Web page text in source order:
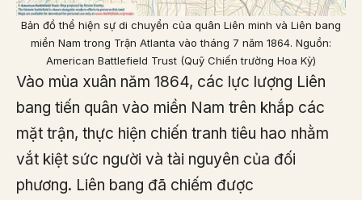
Bản đồ thể hiện sự di chuyển của quân Liên minh và Liên bang
miền Nam trong Trận Atlanta vào tháng 7 năm 1864. Nguồn:
American Battlefield Trust (Quỹ Chiến trường Hoa Kỳ)
Vào mùa xuân năm 1864, các lực lượng Liên
bang tiến quân vào miền Nam trên khắp các
mặt trận, thực hiện chiến tranh tiêu hao nhằm
vắt kiệt sức người và tài nguyên của đối
phương. Liên bang đã chiếm được